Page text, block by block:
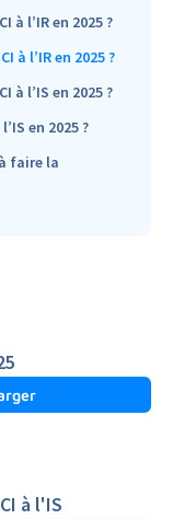
à l’IR en 2025 ?
à l’IR en 2025 ?
à l’IS en 2025 ?
en 2025 ?
faire la
à l'IS